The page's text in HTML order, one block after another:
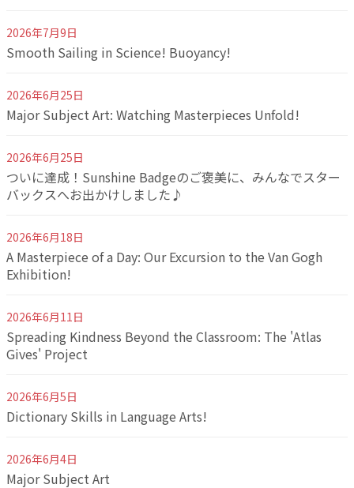
2026年7月9日
Smooth Sailing in Science! Buoyancy!
2026年6月25日
Major Subject Art: Watching Masterpieces Unfold!
2026年6月25日
ついに達成！Sunshine Badgeのご褒美に、みんなでスター
バックスへお出かけしました♪
2026年6月18日
A Masterpiece of a Day: Our Excursion to the Van Gogh
Exhibition!
2026年6月11日
Spreading Kindness Beyond the Classroom: The 'Atlas
Gives' Project
2026年6月5日
Dictionary Skills in Language Arts!
2026年6月4日
Major Subject Art